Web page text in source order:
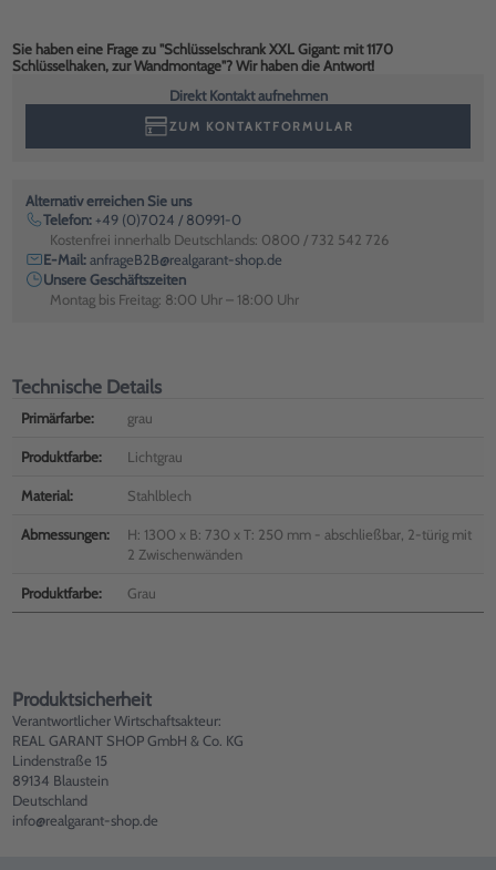
Sie haben eine Frage zu "Schlüsselschrank XXL Gigant: mit 1170
Schlüsselhaken, zur Wandmontage"? Wir haben die Antwort!
Direkt Kontakt aufnehmen
ZUM KONTAKTFORMULAR
Alternativ erreichen Sie uns
Telefon: +49 (0)7024 / 80991-0
Kostenfrei innerhalb Deutschlands: 0800 / 732 542 726
E-Mail:anfrageB2B@realgarant-shop.de
Unsere Geschäftszeiten
Montag bis Freitag: 8:00 Uhr – 18:00 Uhr
Technische Details
Primärfarbe: grau
Produktfarbe: Lichtgrau
Material: Stahlblech
Abmessungen:
H: 1300 x B: 730 x T: 250 mm - abschließbar, 2-türig mit
2 Zwischenwänden
Produktfarbe: Grau
Produktsicherheit
Verantwortlicher Wirtschaftsakteur:
REAL GARANT SHOP GmbH & Co. KG
Lindenstraße 15
89134 Blaustein
Deutschland
info@realgarant-shop.de